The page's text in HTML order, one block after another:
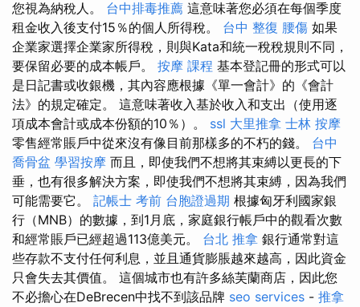
您視為納稅人。 台中排毒推薦 這意味著您必須在每個季度
租金收入後支付15％的個人所得稅。 台中 整復 腰傷 如果
企業家選擇企業家所得稅，則與Kata和統一稅稅規則不同，
要保留必要的成本帳戶。 按摩 課程 基本登記冊的形式可以
是日記書或收銀機，其內容應根據《單一會計》的《會計
法》的規定確定。 這意味著收入基於收入和支出（使用逐
項成本會計或成本份額的10％）。 ssl 大里推拿 士林 按摩
零售經常賬戶中從來沒有像目前那樣多的不朽的錢。 台中
喬骨盆 學習按摩 而且，即使我們不想將其束縛以更長的下
垂，也有很多解決方案，即使我們不想將其束縛，因為我們
可能需要它。 記帳士 考前 台胞證過期 根據匈牙利國家銀
行（MNB）的數據，到1月底，家庭銀行帳戶中的觀看次數
和經常賬戶已經超過113億美元。 台北 推拿 銀行通常對這
些存款不支付任何利息，並且通貨膨脹越來越高，因此資金
只會失去其價值。 這個城市也有許多絲芙蘭商店，因此您
不必擔心在DeBrecen中找不到該品牌 seo services - 推拿